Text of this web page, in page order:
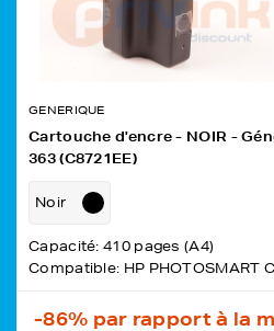
GENERIQUE
Cartouche d'encre - NOIR -
363 (C8721EE)
Noir
Capacité: 410 pages (A4)
Compatible: HP PHOTOSMART
-86% par rapport à la